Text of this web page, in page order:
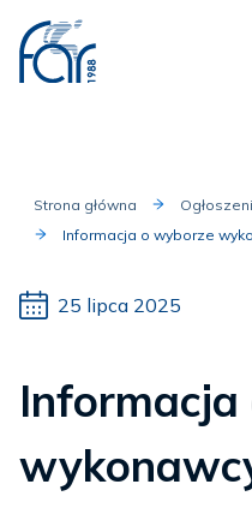
Strona główna
Informacja o wyborze
25 lipca 2025